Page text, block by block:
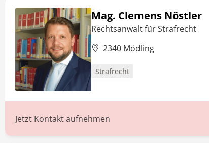
Mag. Clemens Nöstler
Rechtsanwalt für Strafrecht
2340 Mödling
Strafrecht
Jetzt Kontakt aufnehmen